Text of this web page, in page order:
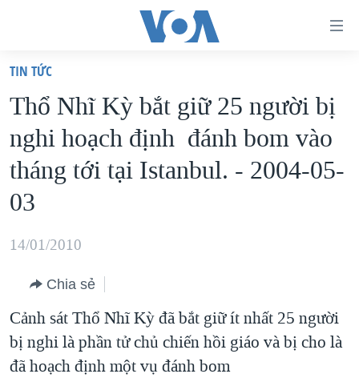
truy
cập
Tới
nội
chính
Tới
hướng
chính
Đi
tới
VIỆT NAM
HOA KỲ
BIỂN ĐÔNG
THẾ GIỚI
MỤC
TỰ DO BÁO CHÍ
VẠCH TRẦN TIN GIẢ
NGƯỜI VIỆT HẢI NGOẠI
CHUYÊN ĐỀ
CHIẾN TRANH THƯƠNG MẠI CỦA MỸ: QUÁ KHỨ VÀ HIỆN
TẠI
HỌC TIẾNG ANH
VIDEO
TIN TỨC
Thổ Nhĩ Kỳ bắt giữ 25 người bị
nghi hoạch định đánh bom vào
tháng tới tại Istanbul. - 2004-05-
03
14/01/2010
Chia sẻ
Cảnh sát Thổ Nhĩ Kỳ đã bắt giữ ít nhất 25 người
bị nghi là phần tử chủ chiến hồi giáo và bị cho là
đã hoạch định một vụ đánh bom